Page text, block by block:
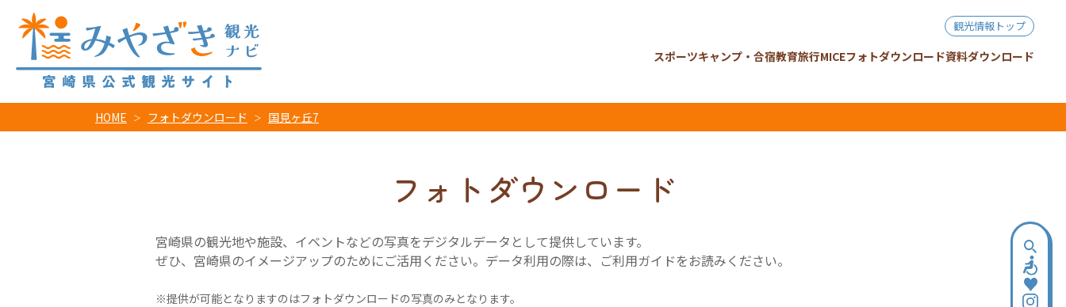
観光情報トップ
スポーツキャンプ・合宿教育旅行MICEフォトダウンロード資料ダウンロード
HOME フォトダウンロード 国見ヶ丘7
フォトダウンロード
宮崎県の観光地や施設、イベントなどの写真をデジタルデータとして提供しています。
ぜひ、宮崎県のイメージアップのためにご活用ください。データ利用の際は、ご利用ガイドをお読みください。
提供が可能となりますのはフォトダウンロードの写真のみとなります。